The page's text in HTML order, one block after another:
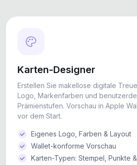
Karten-Designer
Erstellen Sie makellose digitale
Logo, Markenfarben und
Prämienstufen. Vorschau in Apple
vor dem Start.
Eigenes Logo, Farben & Layout
Wallet-konforme Vorschau
Karten-Typen: Stempel, Punkte